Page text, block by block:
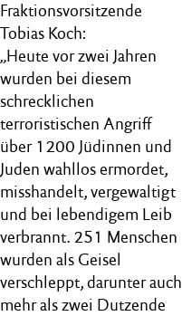
Fraktionsvorsitzende
Tobias Koch:
„Heute vor zwei Jahren
wurden bei diesem
schrecklichen
terroristischen Angriff
über 1200 Jüdinnen und
Juden wahllos ermordet,
misshandelt, vergewaltigt
und bei lebendigem Leib
verbrannt. 251 Menschen
wurden als Geisel
verschleppt, darunter auch
mehr als zwei Dutzende